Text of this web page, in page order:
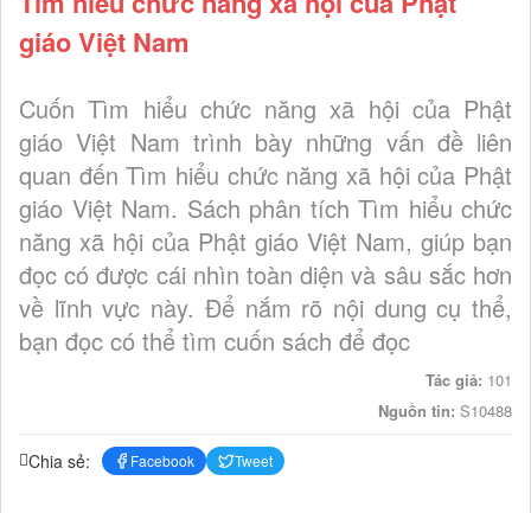
giáo Việt Nam
Cuốn Tìm hiểu chức năng xã hội của Phật
giáo Việt Nam trình bày những vấn đề liên
quan đến Tìm hiểu chức năng xã hội của Phật
giáo Việt Nam. Sách phân tích Tìm hiểu chức
năng xã hội của Phật giáo Việt Nam, giúp bạn
đọc có được cái nhìn toàn diện và sâu sắc hơn
về lĩnh vực này. Để nắm rõ nội dung cụ thể,
bạn đọc có thể tìm cuốn sách để đọc
Tác giả: 101
Nguồn tin: S10488
Chia sẻ: Facebook Tweet